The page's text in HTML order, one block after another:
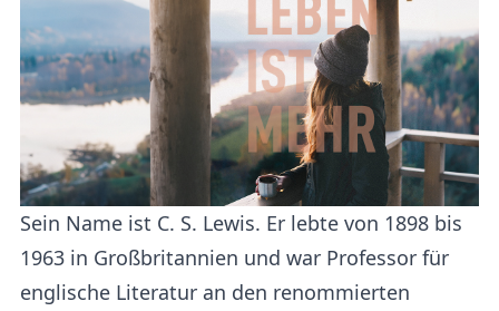
Sein Name ist C. S. Lewis. Er lebte von 1898 bis
1963 in Großbritannien und war Professor für
englische Literatur an den renommierten